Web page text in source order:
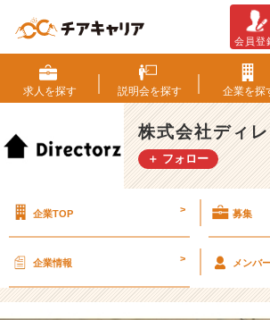
ィ
レ
ク
タ
ー
ズ
っ
式
会員登
求人を探す 説明会を探す 企業を探
株式会社ディ
＋ フォロー
企業TOP > 募集
企業情報 > メンバ